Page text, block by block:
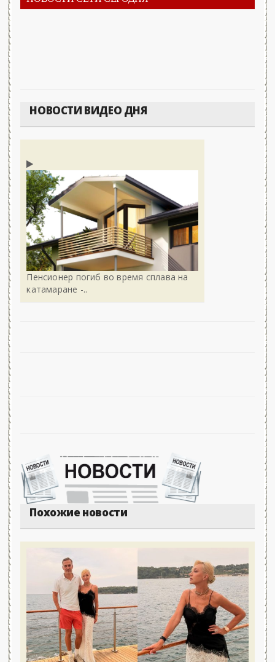
НОВОСТИ ВИДЕО ДНЯ
Пенсионер погиб во время сплава на
катамаране -..
Похожие новости